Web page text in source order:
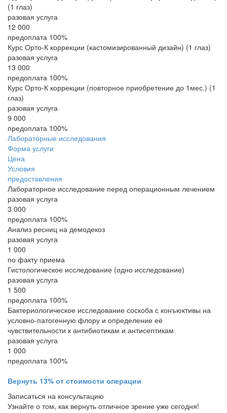
(1 глаз)
разовая услуга
12 000
предоплата 100%
Курс Орто-К коррекции (кастомизированный дизайн) (1 глаз)
разовая услуга
13 000
предоплата 100%
Курс Орто-К коррекции (повторное приобретение до 1мес.) (1
глаз)
разовая услуга
9 000
предоплата 100%
Лабораторные исследования
Форма услуги
Цена
Условия
предоставления
Лабораторное исследование перед операционным лечением
разовая услуга
3 000
предоплата 100%
Анализ ресниц на демодекоз
разовая услуга
1 000
по факту приема
Гистологическое исследование (одно исследование)
разовая услуга
1 500
предоплата 100%
Бактериологическое исследование соскоба с конъюктивы на
условно-патогенную флору и определение её
чувствительности к антибиотикам и антисептикам
разовая услуга
1 000
предоплата 100%
Вернуть 13% от стоимости операции
Записаться на консультацию
Узнайте о том, как вернуть отличное зрение уже сегодня!